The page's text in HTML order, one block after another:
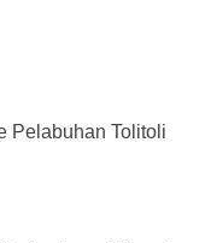
Pelabuhan Tolitoli